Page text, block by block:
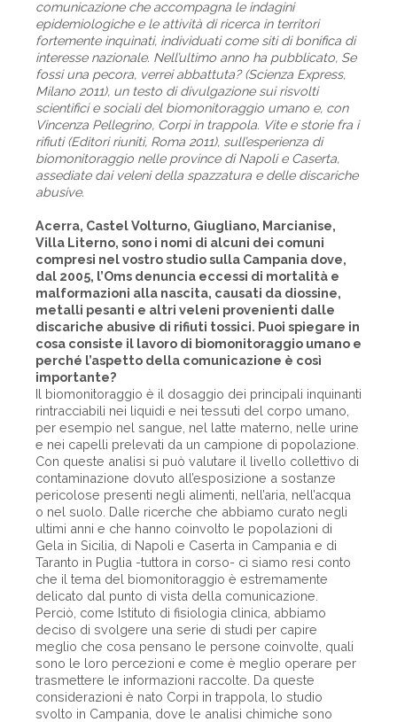
comunicazione che accompagna le indagini
epidemiologiche e le attività di ricerca in territori
fortemente inquinati, individuati come siti di bonifica di
interesse nazionale. Nell’ultimo anno ha pubblicato, Se
fossi una pecora, verrei abbattuta? (Scienza Express,
Milano 2011), un testo di divulgazione sui risvolti
scientifici e sociali del biomonitoraggio umano e, con
Vincenza Pellegrino, Corpi in trappola. Vite e storie fra i
rifiuti (Editori riuniti, Roma 2011), sull’esperienza di
biomonitoraggio nelle province di Napoli e Caserta,
assediate dai veleni della spazzatura e delle discariche
abusive.
Acerra, Castel Volturno, Giugliano, Marcianise,
Villa Literno, sono i nomi di alcuni dei comuni
compresi nel vostro studio sulla Campania dove,
dal 2005, l’Oms denuncia eccessi di mortalità e
malformazioni alla nascita, causati da diossine,
metalli pesanti e altri veleni provenienti dalle
discariche abusive di rifiuti tossici. Puoi spiegare in
cosa consiste il lavoro di biomonitoraggio umano e
perché l’aspetto della comunicazione è così
importante?
Il biomonitoraggio è il dosaggio dei principali inquinanti
rintracciabili nei liquidi e nei tessuti del corpo umano,
per esempio nel sangue, nel latte materno, nelle urine
e nei capelli prelevati da un campione di popolazione.
Con queste analisi si può valutare il livello collettivo di
contaminazione dovuto all’esposizione a sostanze
pericolose presenti negli alimenti, nell’aria, nell’acqua
o nel suolo. Dalle ricerche che abbiamo curato negli
ultimi anni e che hanno coinvolto le popolazioni di
Gela in Sicilia, di Napoli e Caserta in Campania e di
Taranto in Puglia -tuttora in corso- ci siamo resi conto
che il tema del biomonitoraggio è estremamente
delicato dal punto di vista della comunicazione.
Perciò, come Istituto di fisiologia clinica, abbiamo
deciso di svolgere una serie di studi per capire
meglio che cosa pensano le persone coinvolte, quali
sono le loro percezioni e come è meglio operare per
trasmettere le informazioni raccolte. Da queste
considerazioni è nato Corpi in trappola, lo studio
svolto in Campania, dove le analisi chimiche sono